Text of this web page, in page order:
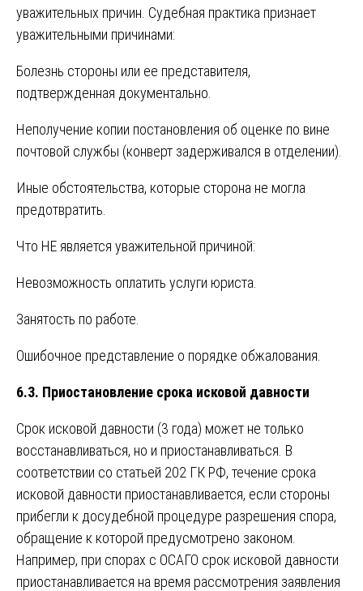
уважительных причин. Судебная практика признает
уважительными причинами:
Болезнь стороны или ее представителя,
подтвержденная документально.
Неполучение копии постановления об оценке по вине
почтовой службы (конверт задерживался в отделении).
Иные обстоятельства, которые сторона не могла
предотвратить.
Что НЕ является уважительной причиной:
Невозможность оплатить услуги юриста.
Занятость по работе.
Ошибочное представление о порядке обжалования.
6.3. Приостановление срока исковой давности
Срок исковой давности (3 года) может не только
восстанавливаться, но и приостанавливаться. В
соответствии со статьей 202 ГК РФ, течение срока
исковой давности приостанавливается, если стороны
прибегли к досудебной процедуре разрешения спора,
обращение к которой предусмотрено законом.
Например, при спорах с ОСАГО срок исковой давности
приостанавливается на время рассмотрения заявления